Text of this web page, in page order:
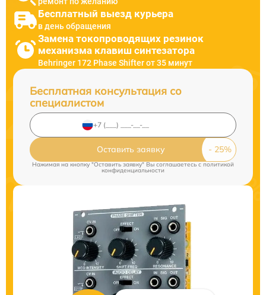
Бесплатный выезд курьера
в день обращения
Замена токопроводящих резинок
механизма клавиш синтезатора
Behringer 172 Phase Shifter от 35 минут
Бесплатная консультация со
специалистом
Оставить заявку
Нажимая на кнопку "Оставить заявку" Вы соглашаетесь cполитикой
конфиденциальности